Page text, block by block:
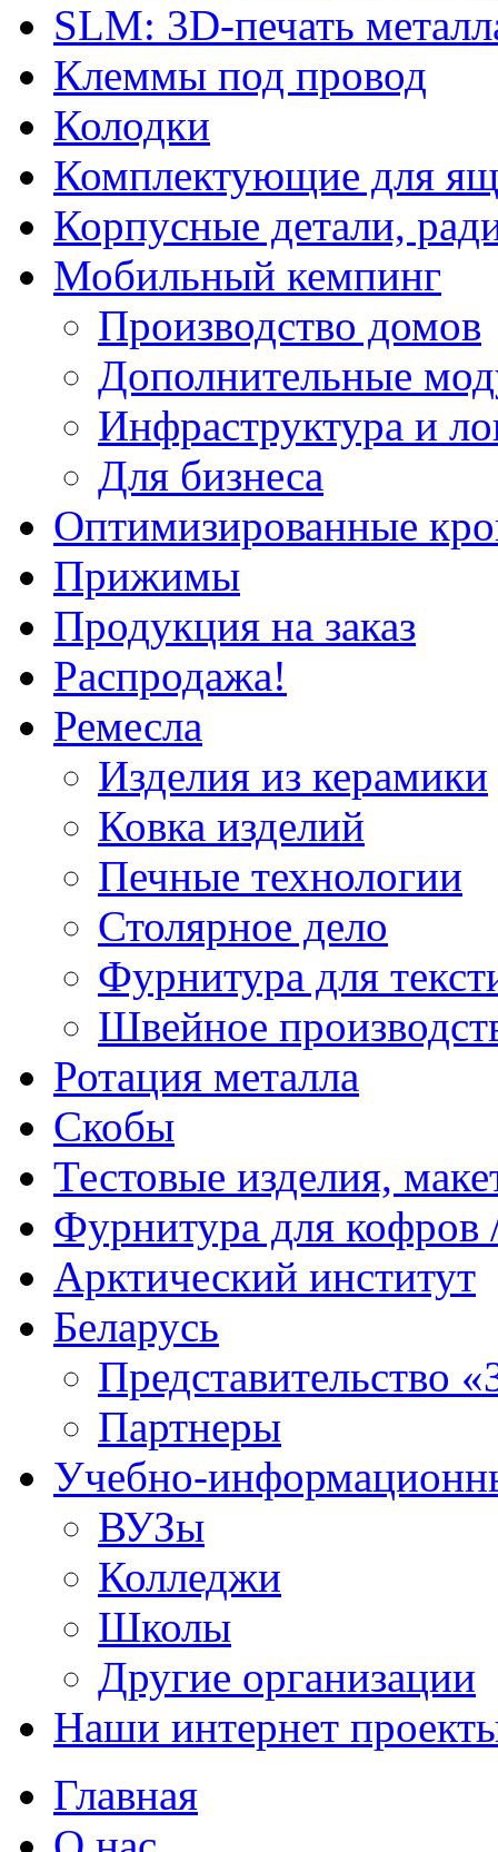
SLM: 3D-печать
Клеммы под провод
Колодки
Комплектующие для
Корпусные детали,
Мобильный кемпинг
Производство домов
Дополнительные
Инфраструктура и
Для бизнеса
Оптимизированные
Прижимы
Продукция на заказ
Распродажа!
Ремесла
Изделия из керамики
Ковка изделий
Печные технологии
Столярное дело
Фурнитура для
Швейное
Ротация металла
Скобы
Тестовые изделия,
Фурнитура для кофров
Арктический институт
Беларусь
Представительство
Партнеры
Учебно-
ВУЗы
Колледжи
Школы
Другие организации
Наши интернет
Главная